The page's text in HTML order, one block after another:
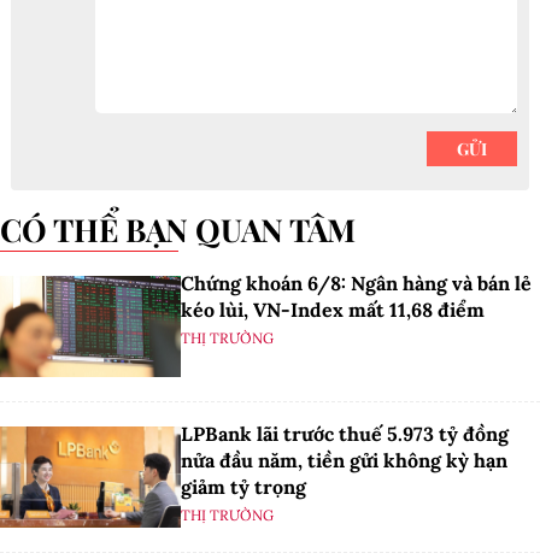
CÓ THỂ BẠN QUAN TÂM
Chứng khoán 6/8: Ngân hàng và bán lẻ
kéo lùi, VN-Index mất 11,68 điểm
THỊ TRƯỜNG
LPBank lãi trước thuế 5.973 tỷ đồng
nửa đầu năm, tiền gửi không kỳ hạn
giảm tỷ trọng
THỊ TRƯỜNG